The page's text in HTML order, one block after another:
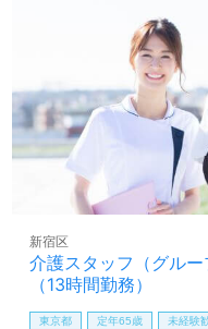
介護スタッフ（グル
（13時間勤務）
新宿区
東京都 定年65歳 未経験